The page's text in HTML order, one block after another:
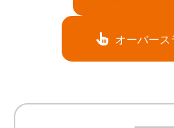
オーバース